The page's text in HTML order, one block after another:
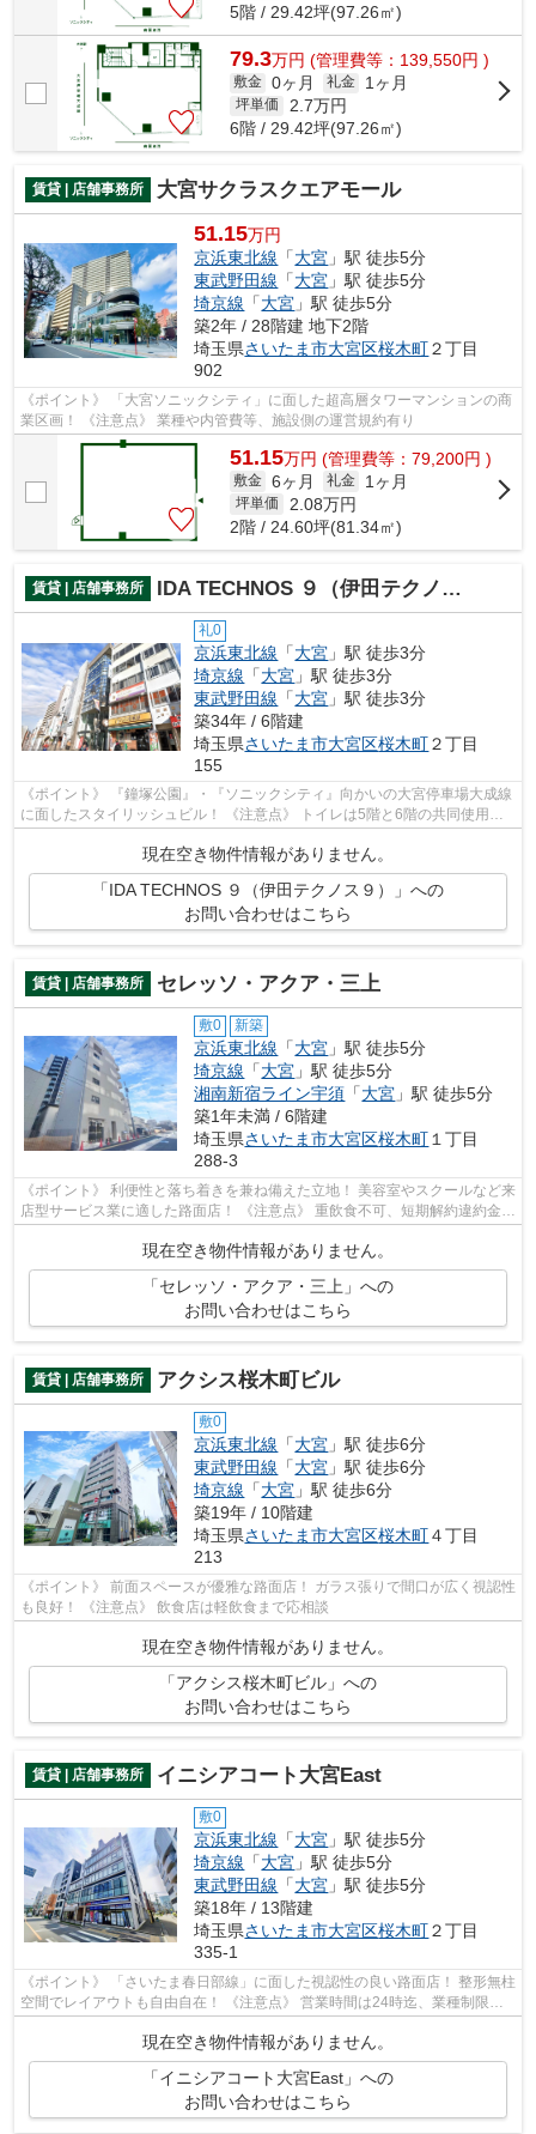
5階 / 29.42坪(97.26㎡)
79.3万円 (管理費等：139,550円 )
敷金 0ヶ月 礼金 1ヶ月
坪単価 2.7万円
6階 / 29.42坪(97.26㎡)
賃貸 | 店舗事務所 大宮サクラスクエアモール
51.15万円
京浜東北線 「大宮 」駅 徒歩5分
東武野田線 「大宮 」駅 徒歩5分
埼京線 「大宮 」駅 徒歩5分
築2年 / 28階建 地下2階
埼玉県さいたま市大宮区桜木町２丁目
902
《ポイント》 「大宮ソニックシティ」に面した超高層タワーマンションの商
業区画！ 《注意点》 業種や内管費等、施設側の運営規約有り
51.15万円 (管理費等：79,200円 )
敷金 6ヶ月 礼金 1ヶ月
坪単価 2.08万円
2階 / 24.60坪(81.34㎡)
賃貸 | 店舗事務所 IDA TECHNOS ９（伊田テクノス９）
礼0
京浜東北線 「大宮 」駅 徒歩3分
埼京線 「大宮 」駅 徒歩3分
東武野田線 「大宮 」駅 徒歩3分
築34年 / 6階建
埼玉県さいたま市大宮区桜木町２丁目
155
《ポイント》 『鐘塚公園』・『ソニックシティ』向かいの大宮停車場大成線
に面したスタイリッシュビル！ 《注意点》 トイレは5階と6階の共同使用に
現在空き物件情報がありません。
「IDA TECHNOS ９（伊田テクノス９）」への
お問い合わせはこちら
賃貸 | 店舗事務所 セレッソ・アクア・三上
敷0 新築
京浜東北線 「大宮 」駅 徒歩5分
埼京線 「大宮 」駅 徒歩5分
湘南新宿ライン宇須 「大宮 」駅 徒歩5分
築1年未満 / 6階建
埼玉県さいたま市大宮区桜木町 １丁目
288-3
《ポイント》 利便性と落ち着きを兼ね備えた立地！ 美容室やスクールなど来
店型サービス業に適した路面店！ 《注意点》 重飲食不可、短期解約違約金あ
現在空き物件情報がありません。
「セレッソ・アクア・三上」への
お問い合わせはこちら
賃貸 | 店舗事務所 アクシス桜木町ビル
敷0
京浜東北線 「大宮 」駅 徒歩6分
東武野田線 「大宮 」駅 徒歩6分
埼京線 「大宮 」駅 徒歩6分
築19年 / 10階建
埼玉県さいたま市大宮区桜木町４丁目
213
《ポイント》 前面スペースが優雅な路面店！ ガラス張りで間口が広く視認性
も良好！ 《注意点》 飲食店は軽飲食まで応相談
現在空き物件情報がありません。
「アクシス桜木町ビル」への
お問い合わせはこちら
賃貸 | 店舗事務所 イニシアコート大宮East
敷0
京浜東北線 「大宮 」駅 徒歩5分
埼京線 「大宮 」駅 徒歩5分
東武野田線 「大宮 」駅 徒歩5分
築18年 / 13階建
埼玉県さいたま市大宮区桜木町２丁目
335-1
《ポイント》 「さいたま春日部線」に面した視認性の良い路面店！ 整形無柱
空間でレイアウトも自由自在！ 《注意点》 営業時間は24時迄、業種制限有
現在空き物件情報がありません。
「イニシアコート大宮East」への
お問い合わせはこちら